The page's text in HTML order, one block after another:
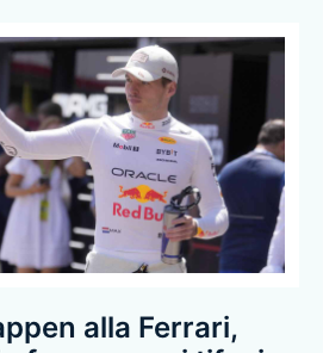
alla Ferrari,